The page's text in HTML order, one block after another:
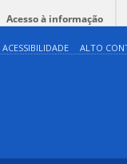
Acesso à informação
ACESSIBILIDADE ALTO